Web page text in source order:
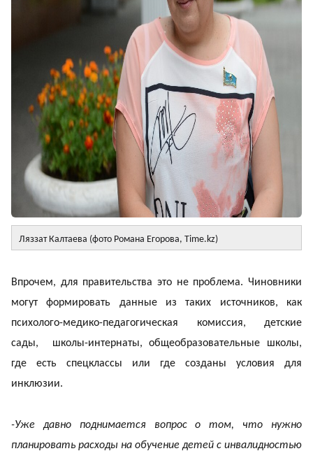
Ляззат Калтаева (фото Романа Егорова, Time.kz)
Впрочем, для правительства это не проблема. Чиновники
могут формировать данные из таких источников, как
психолого-медико-педагогическая комиссия, детские
сады, школы-интернаты, общеобразовательные школы,
где есть спецклассы или где созданы условия для
инклюзии.
-Уже давно поднимается вопрос о том, что нужно
планировать расходы на обучение детей с инвалидностью